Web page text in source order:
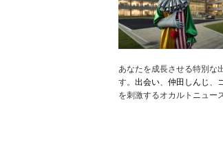
あなたを成長させる特別な
す。 出会い、 仲田しんじ 、
を刺激するオカルトニュー